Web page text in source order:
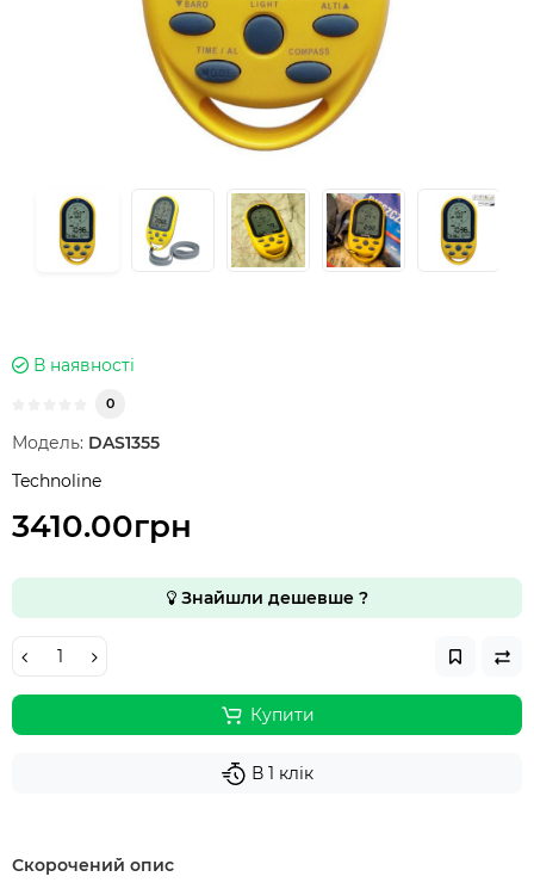
В наявності
0
Модель: DAS1355
Technoline
3410.00грн
Знайшли дешевше ?
Купити
В 1 клік
Скорочений опис